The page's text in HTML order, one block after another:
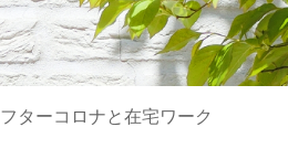
ターコロナと在宅ワーク